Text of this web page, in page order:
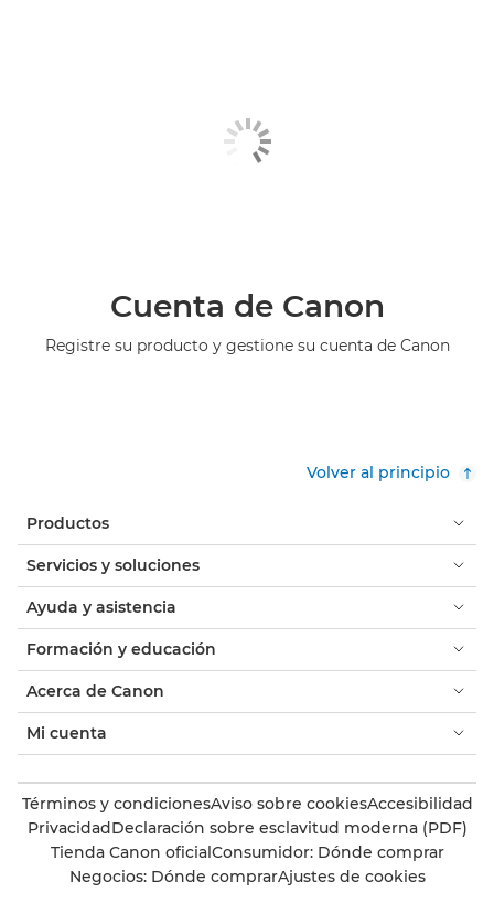
Cuenta de Canon
Registre su producto y gestione su cuenta de Canon
Volver al principio
Productos
Servicios y soluciones
Ayuda y asistencia
Formación y educación
Acerca de Canon
Mi cuenta
Términos y condicionesAviso sobre cookiesAccesibilidad
PrivacidadDeclaración sobre esclavitud moderna (PDF)
Tienda Canon oficialConsumidor: Dónde comprar
Negocios: Dónde comprarAjustes de cookies